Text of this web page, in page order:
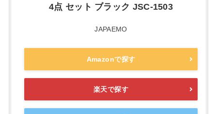
4点 セット ブラック JSC-1503
JAPAEMO
Amazonで探す
楽天で探す